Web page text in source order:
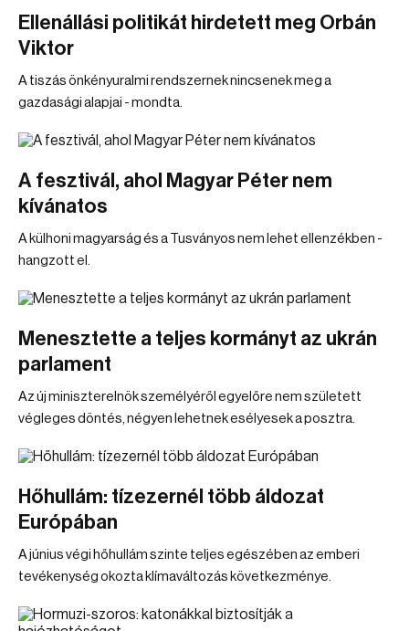
Ellenállási politikát hirdetett meg Orbán
Viktor
A tiszás önkényuralmi rendszernek nincsenek meg a
gazdasági alapjai - mondta.
A fesztivál, ahol Magyar Péter nem
kívánatos
A külhoni magyarság és a Tusványos nem lehet ellenzékben -
hangzott el.
Menesztette a teljes kormányt az ukrán
parlament
Az új miniszterelnök személyéről egyelőre nem született
végleges döntés, négyen lehetnek esélyesek a posztra.
Hőhullám: tízezernél több áldozat
Európában
A június végi hőhullám szinte teljes egészében az emberi
tevékenység okozta klímaváltozás következménye.